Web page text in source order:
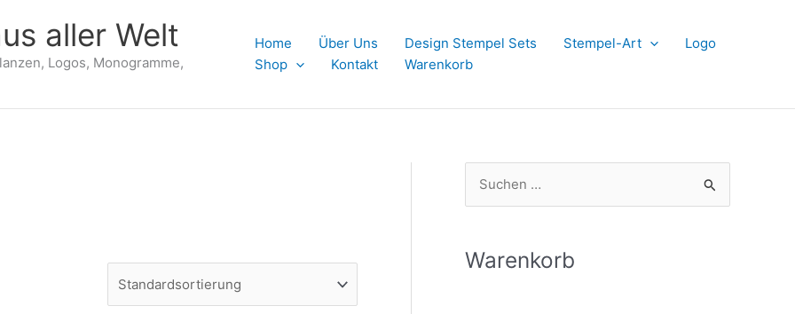
aller Welt
Logos, Monogramme,
Home Über Uns Design Stempel Sets Stempel-Art
Logo
Shop
Kontakt Warenkorb
h
Warenkorb